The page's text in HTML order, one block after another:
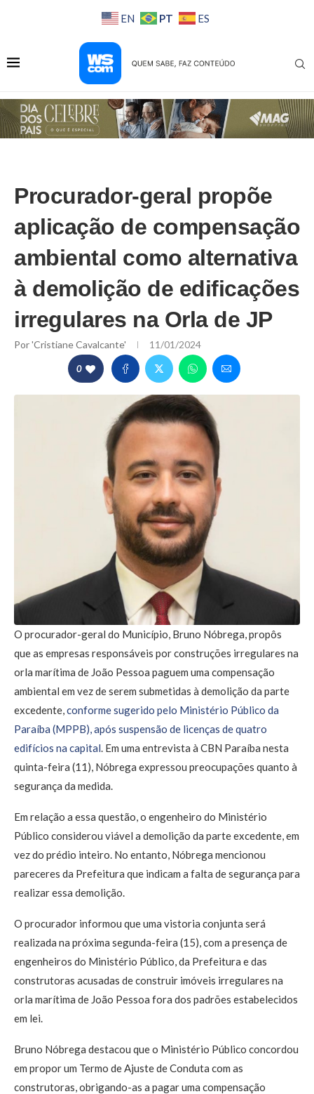
EN PT ES
Procurador-geral propõe
aplicação de compensação
ambiental como alternativa
à demolição de edificações
irregulares na Orla de JP
Por'Cristiane Cavalcante' 11/01/2024
0
O procurador-geral do Município, Bruno Nóbrega, propôs
que as empresas responsáveis por construções irregulares na
orla marítima de João Pessoa paguem uma compensação
ambiental em vez de serem submetidas à demolição da parte
excedente,conforme sugerido pelo Ministério Público da
Paraíba (MPPB), após suspensão de licenças de quatro
edifícios na capital. Em uma entrevista à CBN Paraíba nesta
quinta-feira (11), Nóbrega expressou preocupações quanto à
segurança da medida.
Em relação a essa questão, o engenheiro do Ministério
Público considerou viável a demolição da parte excedente, em
vez do prédio inteiro. No entanto, Nóbrega mencionou
pareceres da Prefeitura que indicam a falta de segurança para
realizar essa demolição.
O procurador informou que uma vistoria conjunta será
realizada na próxima segunda-feira (15), com a presença de
engenheiros do Ministério Público, da Prefeitura e das
construtoras acusadas de construir imóveis irregulares na
orla marítima de João Pessoa fora dos padrões estabelecidos
em lei.
Bruno Nóbrega destacou que o Ministério Público concordou
em propor um Termo de Ajuste de Conduta com as
construtoras, obrigando-as a pagar uma compensação